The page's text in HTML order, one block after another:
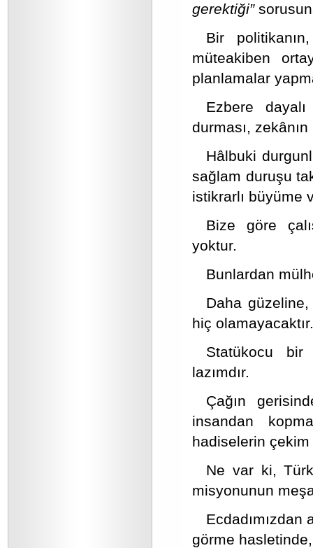
gerektiği”
Bir
müteakiben
planlamalar
Ezbere
durması,
Hâlbuki
sağlam duruşu
istikrarlı büyüme
Bize göre
yoktur.
Bunlardan
Daha
hiç olamayacaktır.
Statükocu bir
lazımdır.
Çağın
insandan
hadiselerin
Ne var ki,
misyonunun
Ecdadımızdan
görme